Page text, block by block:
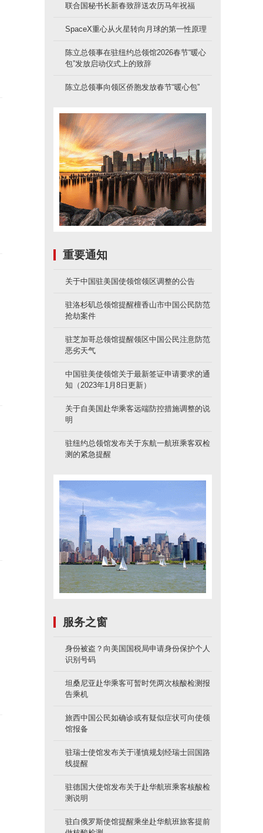
联合国秘书长新春致辞送农历马年祝福
SpaceX重心从火星转向月球的第一性原理
陈立总领事在驻纽约总领馆2026春节“暖心
包”发放启动仪式上的致辞
陈立总领事向领区侨胞发放春节“暖心包”
重要通知
关于中国驻美国使领馆领区调整的公告
驻洛杉矶总领馆提醒檀香山市中国公民防范
抢劫案件
驻芝加哥总领馆提醒领区中国公民注意防范
恶劣天气
中国驻美使领馆关于最新签证申请要求的通
知（2023年1月8日更新）
关于自美国赴华乘客远端防控措施调整的说
明
驻纽约总领馆发布关于东航一航班乘客双检
测的紧急提醒
服务之窗
身份被盗？向美国国税局申请身份保护个人
识别号码
坦桑尼亚赴华乘客可暂时凭两次核酸检测报
告乘机
旅西中国公民如确诊或有疑似症状可向使领
馆报备
驻瑞士使馆发布关于谨慎规划经瑞士回国路
线提醒
驻德国大使馆发布关于赴华航班乘客核酸检
测说明
驻白俄罗斯使馆提醒乘坐赴华航班旅客提前